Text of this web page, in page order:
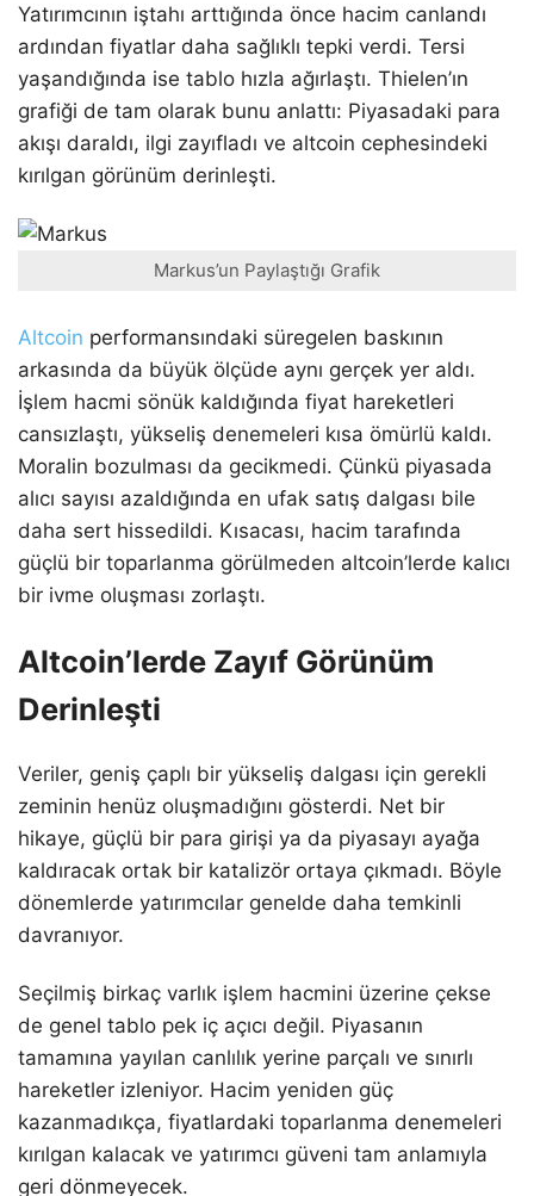
Yatırımcının iştahı arttığında önce hacim canlandı
ardından fiyatlar daha sağlıklı tepki verdi. Tersi
yaşandığında ise tablo hızla ağırlaştı. Thielen’ın
grafiği de tam olarak bunu anlattı: Piyasadaki para
akışı daraldı, ilgi zayıfladı ve altcoin cephesindeki
kırılgan görünüm derinleşti.
Markus’un Paylaştığı Grafik
Altcoin performansındaki süregelen baskının
arkasında da büyük ölçüde aynı gerçek yer aldı.
İşlem hacmi sönük kaldığında fiyat hareketleri
cansızlaştı, yükseliş denemeleri kısa ömürlü kaldı.
Moralin bozulması da gecikmedi. Çünkü piyasada
alıcı sayısı azaldığında en ufak satış dalgası bile
daha sert hissedildi. Kısacası, hacim tarafında
güçlü bir toparlanma görülmeden altcoin’lerde kalıcı
bir ivme oluşması zorlaştı.
Altcoin’lerde Zayıf Görünüm
Derinleşti
Veriler, geniş çaplı bir yükseliş dalgası için gerekli
zeminin henüz oluşmadığını gösterdi. Net bir
hikaye, güçlü bir para girişi ya da piyasayı ayağa
kaldıracak ortak bir katalizör ortaya çıkmadı. Böyle
dönemlerde yatırımcılar genelde daha temkinli
davranıyor.
Seçilmiş birkaç varlık işlem hacmini üzerine çekse
de genel tablo pek iç açıcı değil. Piyasanın
tamamına yayılan canlılık yerine parçalı ve sınırlı
hareketler izleniyor. Hacim yeniden güç
kazanmadıkça, fiyatlardaki toparlanma denemeleri
kırılgan kalacak ve yatırımcı güveni tam anlamıyla
geri dönmeyecek.